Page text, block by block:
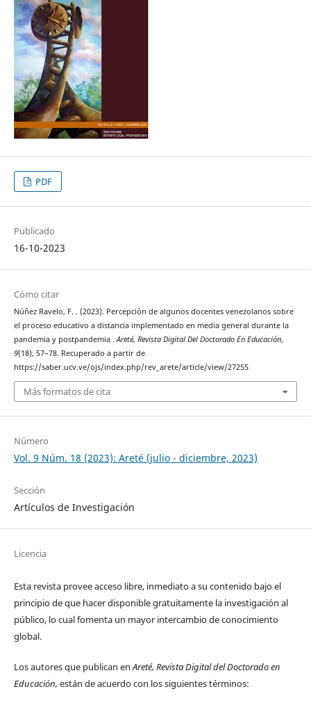
PDF
Publicado
16-10-2023
Cómo citar
Núñez Ravelo, F. . (2023). Percepción de algunos docentes venezolanos sobre
el proceso educativo a distancia implementado en media general durante la
pandemia y postpandemia .Areté, Revista Digital Del Doctorado En Educación,
9(18), 57–78. Recuperado a partir de
https://saber.ucv.ve/ojs/index.php/rev_arete/article/view/27255
Más formatos de cita
Número
Vol. 9 Núm. 18 (2023): Areté (julio - diciembre, 2023)
Sección
Artículos de Investigación
Licencia
Esta revista provee acceso libre, inmediato a su contenido bajo el
principio de que hacer disponible gratuitamente la investigación al
público, lo cual fomenta un mayor intercambio de conocimiento
global.
Los autores que publican en Areté, Revista Digital del Doctorado en
Educación, están de acuerdo con los siguientes términos: